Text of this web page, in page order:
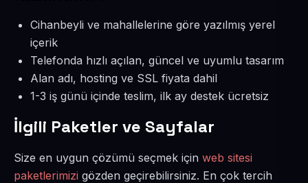
Cihanbeyli ve mahallelerine göre yazılmış yerel
içerik
Telefonda hızlı açılan, güncel ve uyumlu tasarım
Alan adı, hosting ve SSL fiyata dahil
1-3 iş günü içinde teslim, ilk ay destek ücretsiz
İlgili Paketler ve Sayfalar
Size en uygun çözümü seçmek için web sitesi
paketlerimizi gözden geçirebilirsiniz. En çok tercih